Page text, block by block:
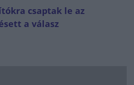
csaptak le az
a válasz